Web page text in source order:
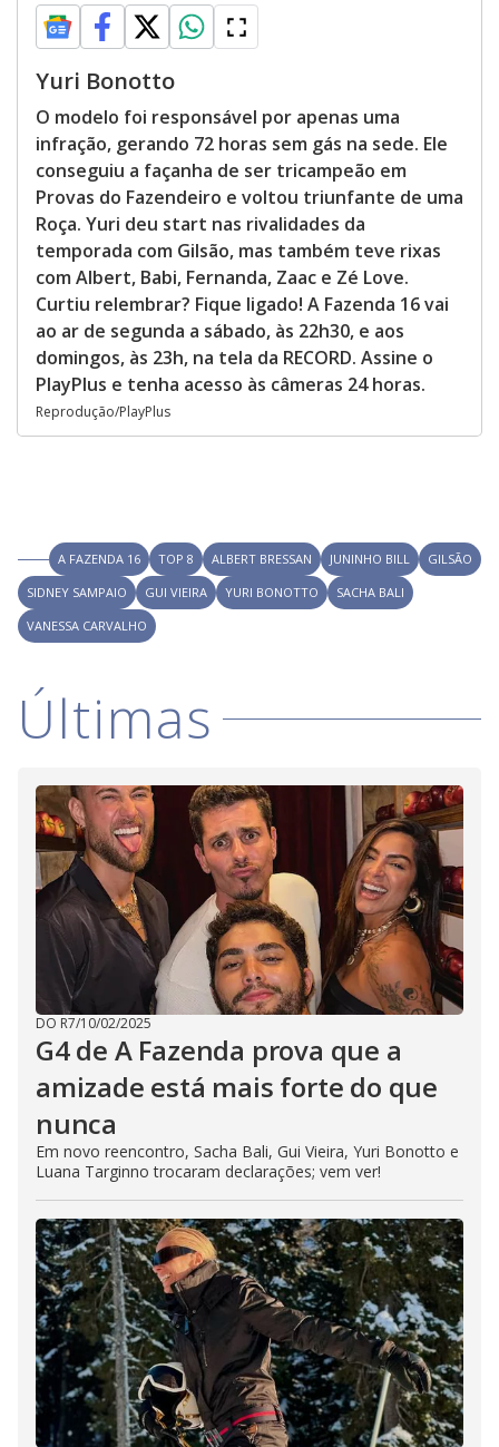
Yuri Bonotto
O modelo foi responsável por apenas uma
infração, gerando 72 horas sem gás na sede. Ele
conseguiu a façanha de ser tricampeão em
Provas do Fazendeiro e voltou triunfante de uma
Roça. Yuri deu start nas rivalidades da
temporada com Gilsão, mas também teve rixas
com Albert, Babi, Fernanda, Zaac e Zé Love.
Curtiu relembrar? Fique ligado! A Fazenda 16 vai
ao ar de segunda a sábado, às 22h30, e aos
domingos, às 23h, na tela da RECORD. Assine o
PlayPlus e tenha acesso às câmeras 24 horas.
Reprodução/PlayPlus
A FAZENDA 16 TOP 8 ALBERT BRESSAN JUNINHO BILL
GILSÃO
SIDNEY SAMPAIO
GUI VIEIRA YURI BONOTTO
SACHA BALI
VANESSA CARVALHO
Últimas
DO R7/10/02/2025
G4 de A Fazenda prova que a
amizade está mais forte do que
nunca
Em novo reencontro, Sacha Bali, Gui Vieira, Yuri Bonotto e
Luana Targinno trocaram declarações; vem ver!